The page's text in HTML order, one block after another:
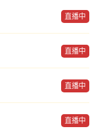
直播中
直播中
直播中
直播中